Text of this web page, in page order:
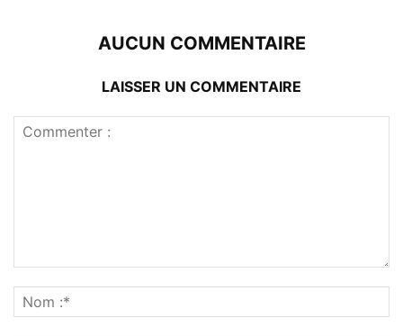
AUCUN COMMENTAIRE
LAISSER UN COMMENTAIRE